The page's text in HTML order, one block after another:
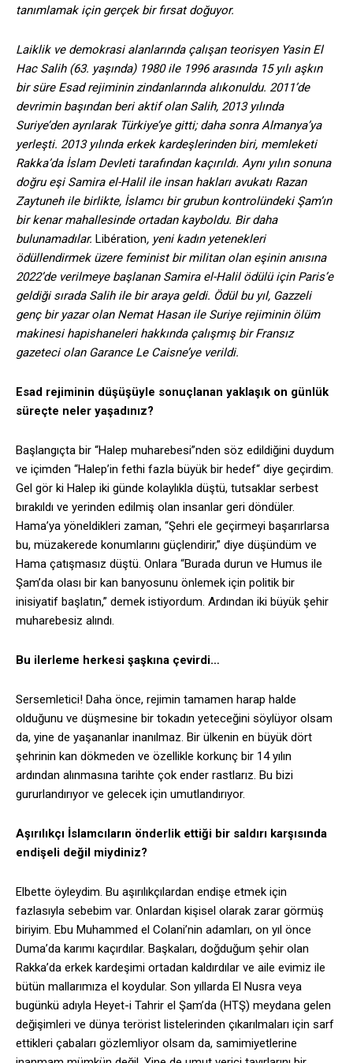
tanımlamak için gerçek bir fırsat doğuyor.
Laiklik ve demokrasi alanlarında çalışan teorisyen Yasin El
Hac Salih (63. yaşında) 1980 ile 1996 arasında 15 yılı aşkın
bir süre Esad rejiminin zindanlarında alıkonuldu. 2011’de
devrimin başından beri aktif olan Salih, 2013 yılında
Suriye’den ayrılarak Türkiye’ye gitti; daha sonra Almanya’ya
yerleşti. 2013 yılında erkek kardeşlerinden biri, memleketi
Rakka’da İslam Devleti tarafından kaçırıldı. Aynı yılın sonuna
doğru eşi Samira el-Halil ile insan hakları avukatı Razan
Zaytuneh ile birlikte, İslamcı bir grubun kontrolündeki Şam’ın
bir kenar mahallesinde ortadan kayboldu. Bir daha
bulunamadılar. Libération, yeni kadın yetenekleri
ödüllendirmek üzere feminist bir militan olan eşinin anısına
2022’de verilmeye başlanan Samira el-Halil ödülü için Paris’e
geldiği sırada Salih ile bir araya geldi. Ödül bu yıl, Gazzeli
genç bir yazar olan Nemat Hasan ile Suriye rejiminin ölüm
makinesi hapishaneleri hakkında çalışmış bir Fransız
gazeteci olan Garance Le Caisne’ye verildi.
Esad rejiminin düşüşüyle sonuçlanan yaklaşık on günlük
süreçte neler yaşadınız?
Başlangıçta bir “Halep muharebesi”nden söz edildiğini duydum
ve içimden “Halep’in fethi fazla büyük bir hedef“ diye geçirdim.
Gel gör ki Halep iki günde kolaylıkla düştü, tutsaklar serbest
bırakıldı ve yerinden edilmiş olan insanlar geri döndüler.
Hama’ya yöneldikleri zaman, “Şehri ele geçirmeyi başarırlarsa
bu, müzakerede konumlarını güçlendirir,” diye düşündüm ve
Hama çatışmasız düştü. Onlara “Burada durun ve Humus ile
Şam’da olası bir kan banyosunu önlemek için politik bir
inisiyatif başlatın,” demek istiyordum. Ardından iki büyük şehir
muharebesiz alındı.
Bu ilerleme herkesi şaşkına çevirdi…
Sersemletici! Daha önce, rejimin tamamen harap halde
olduğunu ve düşmesine bir tokadın yeteceğini söylüyor olsam
da, yine de yaşananlar inanılmaz. Bir ülkenin en büyük dört
şehrinin kan dökmeden ve özellikle korkunç bir 14 yılın
ardından alınmasına tarihte çok ender rastlarız. Bu bizi
gururlandırıyor ve gelecek için umutlandırıyor.
Aşırılıkçı İslamcıların önderlik ettiği bir saldırı karşısında
endişeli değil miydiniz?
Elbette öyleydim. Bu aşırılıkçılardan endişe etmek için
fazlasıyla sebebim var. Onlardan kişisel olarak zarar görmüş
biriyim. Ebu Muhammed el Colani’nin adamları, on yıl önce
Duma’da karımı kaçırdılar. Başkaları, doğduğum şehir olan
Rakka’da erkek kardeşimi ortadan kaldırdılar ve aile evimiz ile
bütün mallarımıza el koydular. Son yıllarda El Nusra veya
bugünkü adıyla Heyet-i Tahrir el Şam’da (HTŞ) meydana gelen
değişimleri ve dünya terörist listelerinden çıkarılmaları için sarf
ettikleri çabaları gözlemliyor olsam da, samimiyetlerine